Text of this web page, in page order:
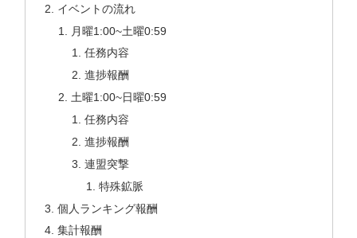
イベントの流れ
月曜1:00~土曜0:59
任務内容
進捗報酬
土曜1:00~日曜0:59
任務内容
進捗報酬
連盟突撃
特殊鉱脈
個人ランキング報酬
集計報酬